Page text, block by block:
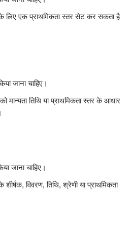
के लिए एक प्राथमिकता स्तर सेट कर सकता है
जाना चाहिए।
को मान्यता तिथि या प्राथमिकता स्तर के आधार
जाना चाहिए।
शीर्षक, विवरण, तिथि, श्रेणी या प्राथमिकता